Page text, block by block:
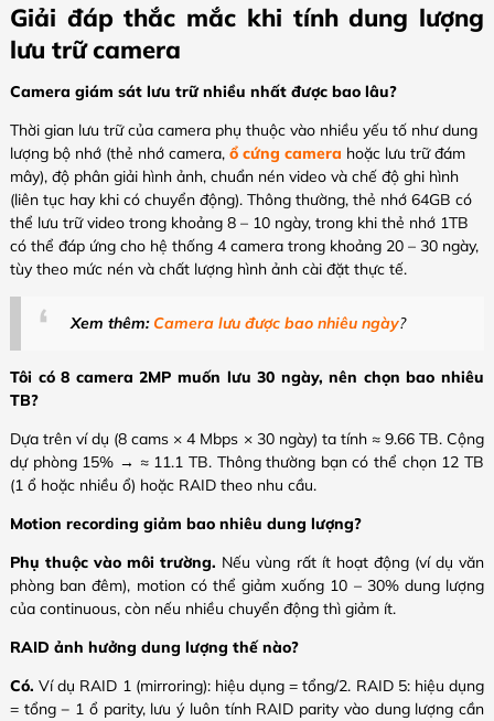
Giải đáp thắc mắc khi tính dung lượng
lưu trữ camera
Camera giám sát lưu trữ nhiều nhất được bao lâu?
Thời gian lưu trữ của camera phụ thuộc vào nhiều yếu tố như dung
lượng bộ nhớ (thẻ nhớ camera, ổ cứng camera hoặc lưu trữ đám
mây), độ phân giải hình ảnh, chuẩn nén video và chế độ ghi hình
(liên tục hay khi có chuyển động). Thông thường, thẻ nhớ 64GB có
thể lưu trữ video trong khoảng 8 – 10 ngày, trong khi thẻ nhớ 1TB
có thể đáp ứng cho hệ thống 4 camera trong khoảng 20 – 30 ngày,
tùy theo mức nén và chất lượng hình ảnh cài đặt thực tế.
Xem thêm: Camera lưu được bao nhiêu ngày?
Tôi có 8 camera 2MP muốn lưu 30 ngày, nên chọn bao nhiêu
TB?
Dựa trên ví dụ (8 cams × 4 Mbps × 30 ngày) ta tính ≈ 9.66 TB. Cộng
dự phòng 15% → ≈ 11.1 TB. Thông thường bạn có thể chọn 12 TB
(1 ổ hoặc nhiều ổ) hoặc RAID theo nhu cầu.
Motion recording giảm bao nhiêu dung lượng?
Phụ thuộc vào môi trường. Nếu vùng rất ít hoạt động (ví dụ văn
phòng ban đêm), motion có thể giảm xuống 10 – 30% dung lượng
của continuous, còn nếu nhiều chuyển động thì giảm ít.
RAID ảnh hưởng dung lượng thế nào?
Có. Ví dụ RAID 1 (mirroring): hiệu dụng = tổng/2. RAID 5: hiệu dụng
= tổng − 1 ổ parity, lưu ý luôn tính RAID parity vào dung lượng cần